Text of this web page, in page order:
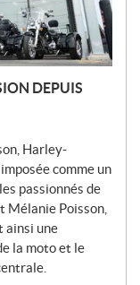
DEPUIS
Harley-
comme un
passionnés de
Mélanie Poisson,
ainsi une
la moto et le